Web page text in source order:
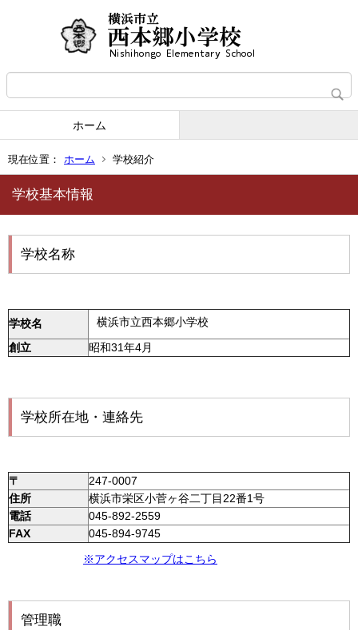
ホーム
現在位置： ホーム 学校紹介
学校基本情報
学校名称
学校名
横浜市立西本郷小学校
創立
昭和31年4月
学校所在地・連絡先
〒
247-0007
住所
横浜市栄区小菅ヶ谷二丁目22番1号
電話
045-892-2559
FAX
045-894-9745
※アクセスマップはこちら
管理職